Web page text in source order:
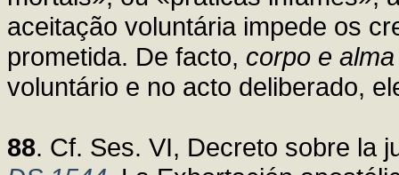
aceitação voluntária impede os
prometida. De facto, corpo e
voluntário e no acto deliberado,
88. Cf. Ses. VI, Decreto sobre la